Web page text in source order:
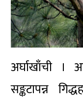
अर्घाखाँची ।
सङ्कटापन्न